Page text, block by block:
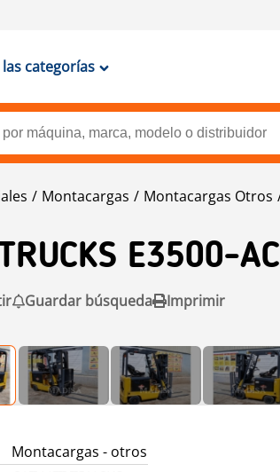
categorías
Montacargas Montacargas Otros
E3500-AC
Guardar búsqueda Imprimir
Montacargas - otros